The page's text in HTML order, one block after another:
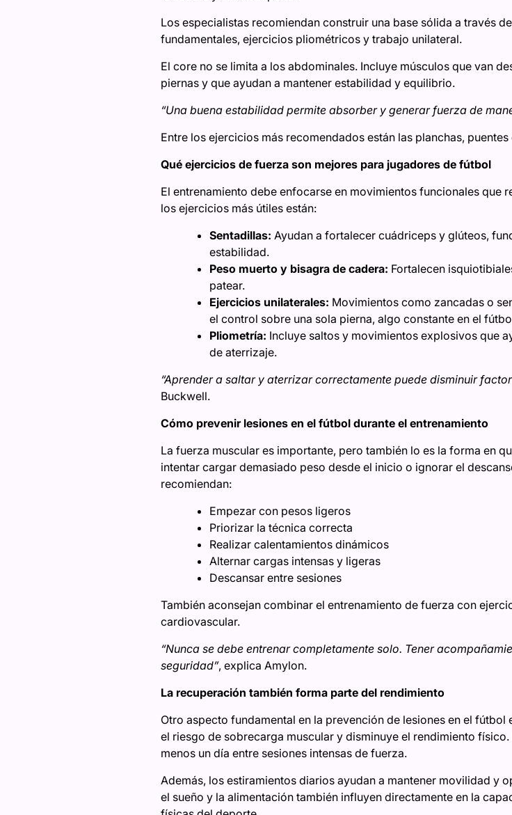
Los especialistas recomiendan construir una base sólida a través
fundamentales, ejercicios pliométricos y trabajo unilateral.
El core no se limita a los abdominales. Incluye músculos que van
piernas y que ayudan a mantener estabilidad y equilibrio.
“Una buena estabilidad permite absorber y generar fuerza de
Entre los ejercicios más recomendados están las planchas,
Qué ejercicios de fuerza son mejores para jugadores de fútbol
El entrenamiento debe enfocarse en movimientos funcionales que
los ejercicios más útiles están:
Sentadillas: Ayudan a fortalecer cuádriceps y glúteos,
estabilidad.
Peso muerto y bisagra de cadera: Fortalecen
patear.
Ejercicios unilaterales: Movimientos como zancadas o
el control sobre una sola pierna, algo constante en el
Pliometría: Incluye saltos y movimientos explosivos que
de aterrizaje.
“Aprender a saltar y aterrizar correctamente puede disminuir
Buckwell.
Cómo prevenir lesiones en el fútbol durante el entrenamiento
La fuerza muscular es importante, pero también lo es la forma en
intentar cargar demasiado peso desde el inicio o ignorar el
recomiendan:
Empezar con pesos ligeros
Priorizar la técnica correcta
Realizar calentamientos dinámicos
Alternar cargas intensas y ligeras
Descansar entre sesiones
También aconsejan combinar el entrenamiento de fuerza con
cardiovascular.
“Nunca se debe entrenar completamente solo. Tener
seguridad”, explica Amylon.
La recuperación también forma parte del rendimiento
Otro aspecto fundamental en la prevención de lesiones en el
el riesgo de sobrecarga muscular y disminuye el rendimiento
menos un día entre sesiones intensas de fuerza.
Además, los estiramientos diarios ayudan a mantener movilidad y
el sueño y la alimentación también influyen directamente en la